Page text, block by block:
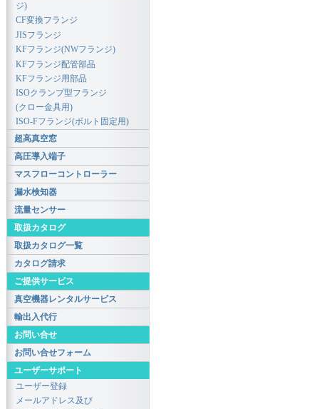
ジ)
CF変換フランジ
JISフランジ
KFフランジ(NWフランジ)
KFフランジ配管部品
KFフランジ用部品
ISOクランプ型フランジ
(クロー金具用)
ISO-Fフランジ(ボルト固定用)
超高真空窓
高圧導入端子
マスフローコントローラー
漏水検知器
流量センサー
取扱カタログ
取扱カタログ一覧
カタログ請求
ご提供サービス
真空機器レンタルサービス
輸出入代行
お問い合せ
お問い合せフォーム
ユーザーサポート
ユーザー登録
メールアドレス及び